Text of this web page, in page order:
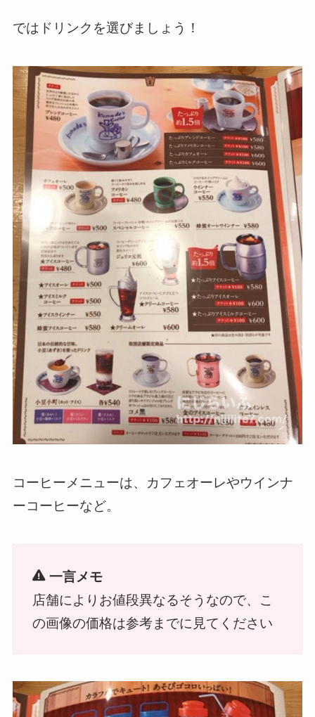
ではドリンクを選びましょう！
コーヒーメニューは、カフェオーレやウインナ
ーコーヒーなど。
一言メモ
店舗によりお値段異なるそうなので、こ
の画像の価格は参考までに見てください